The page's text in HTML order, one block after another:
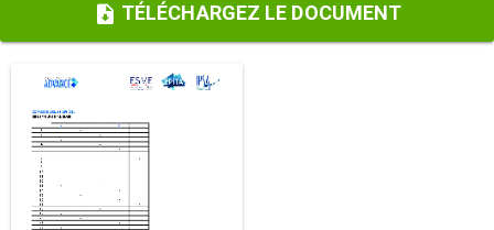
TÉLÉCHARGEZ LE DOCUMENT